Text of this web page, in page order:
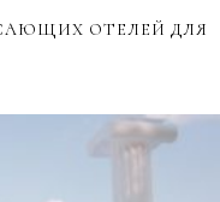
ОТЕЛЕЙ ДЛЯ